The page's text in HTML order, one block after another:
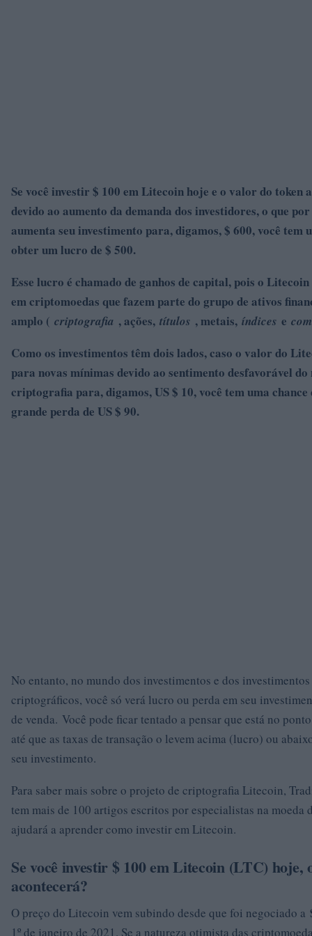
Se você investir $ 100 em Litecoin hoje e o valor do token
devido ao aumento da demanda dos investidores, o que por
aumenta seu investimento para, digamos, $ 600, você tem
obter um lucro de $ 500.
Esse lucro é chamado de ganhos de capital, pois o
em criptomoedas que fazem parte do grupo de ativos
amplo ( criptografia , ações, títulos , metais, índices e
Como os investimentos têm dois lados, caso o valor do
para novas mínimas devido ao sentimento desfavorável do
criptografia para, digamos, US $ 10, você tem uma
grande perda de US $ 90.
No entanto, no mundo dos investimentos e dos investimentos
criptográficos, você só verá lucro ou perda em seu
de venda. Você pode ficar tentado a pensar que está no
até que as taxas de transação o levem acima (lucro) ou
seu investimento.
Para saber mais sobre o projeto de criptografia Litecoin,
tem mais de 100 artigos escritos por especialistas na moeda
ajudará a aprender como investir em Litecoin.
Se você investir $ 100 em Litecoin (LTC) hoje,
acontecerá?
O preço do Litecoin vem subindo desde que foi negociado a
1º de janeiro de 2021. Se a natureza otimista das